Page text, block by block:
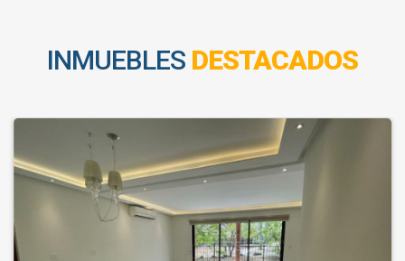
INMUEBLES DESTACADOS